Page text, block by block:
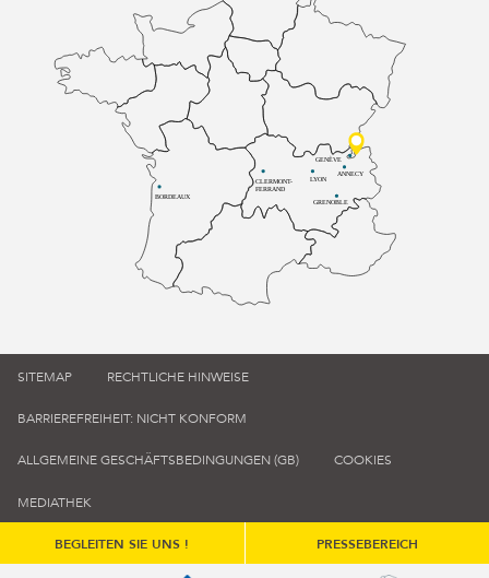
BORDEAUX
CLERMONT-
FERRAND
LYON
ANNECY
GRENOBLE
GENÈVE
SITEMAP RECHTLICHE HINWEISE
BARRIEREFREIHEIT: NICHT KONFORM
ALLGEMEINE GESCHÄFTSBEDINGUNGEN (GB) COOKIES
MEDIATHEK
BEGLEITEN SIE UNS ! PRESSEBEREICH